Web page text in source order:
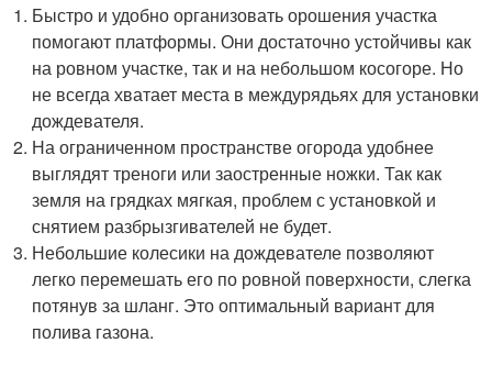
Быстро и удобно организовать орошения участка
помогают платформы. Они достаточно устойчивы как
на ровном участке, так и на небольшом косогоре. Но
не всегда хватает места в междурядьях для установки
дождевателя.
На ограниченном пространстве огорода удобнее
выглядят треноги или заостренные ножки. Так как
земля на грядках мягкая, проблем с установкой и
снятием разбрызгивателей не будет.
Небольшие колесики на дождевателе позволяют
легко перемешать его по ровной поверхности, слегка
потянув за шланг. Это оптимальный вариант для
полива газона.